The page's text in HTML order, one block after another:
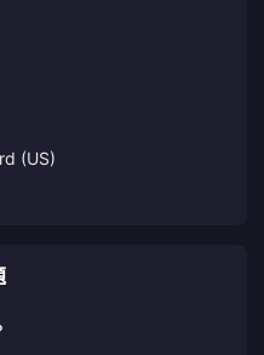
(US)